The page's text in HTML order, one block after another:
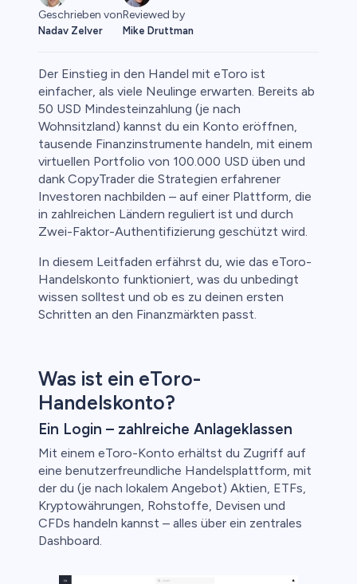
Geschrieben von
Nadav Zelver
Reviewed by
Mike Druttman
Der Einstieg in den Handel mit eToro ist
einfacher, als viele Neulinge erwarten. Bereits ab
50 USD Mindesteinzahlung (je nach
Wohnsitzland) kannst du ein Konto eröffnen,
tausende Finanzinstrumente handeln, mit einem
virtuellen Portfolio von 100.000 USD üben und
dank CopyTrader die Strategien erfahrener
Investoren nachbilden – auf einer Plattform, die
in zahlreichen Ländern reguliert ist und durch
Zwei-Faktor-Authentifizierung geschützt wird.
In diesem Leitfaden erfährst du, wie das eToro-
Handelskonto funktioniert, was du unbedingt
wissen solltest und ob es zu deinen ersten
Schritten an den Finanzmärkten passt.
Was ist ein eToro-
Handelskonto?
Ein Login – zahlreiche Anlageklassen
Mit einem eToro-Konto erhältst du Zugriff auf
eine benutzerfreundliche Handelsplattform, mit
der du (je nach lokalem Angebot) Aktien, ETFs,
Kryptowährungen, Rohstoffe, Devisen und
CFDs handeln kannst – alles über ein zentrales
Dashboard.